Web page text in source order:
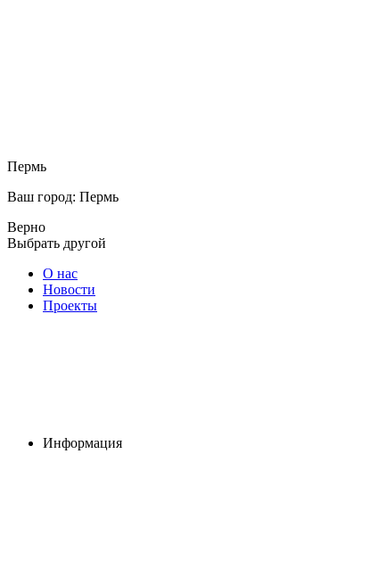
Пермь
Ваш город: Пермь
Верно
Выбрать другой
О нас
Новости
Проекты
Информация